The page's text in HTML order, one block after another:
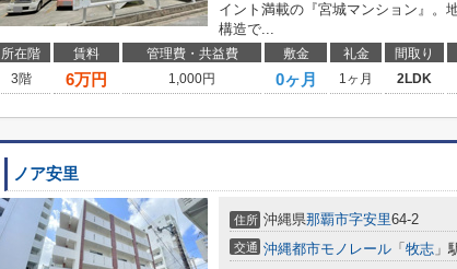
イント満載の『宮城マンション』。
構造で...
所在階 賃料 管理費・共益費 敷金 礼金 間取り
3階
6万円 1,000円 0ヶ月 1ヶ月 2LDK
ノア安里
住所 沖縄県那覇市字安里64-2
交通 沖縄都市モノレール 「 牧志 」